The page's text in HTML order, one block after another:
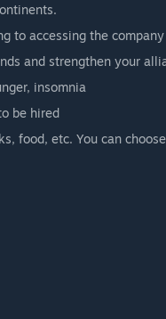
to accessing the
and strengthen your
insomnia
be hired
food, etc. You can